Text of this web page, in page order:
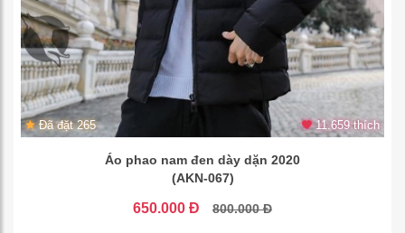
Đã đặt 265 11.659 thích
Áo phao nam đen dày dặn 2020
(AKN-067)
650.000 Đ 800.000 Đ